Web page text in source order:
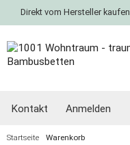
Direkt vom Hersteller kaufen
Kontakt Anmelden
Startseite Warenkorb